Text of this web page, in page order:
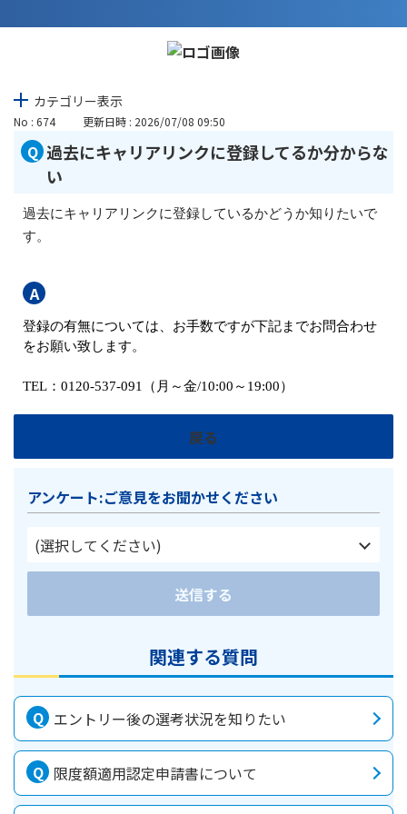
カテゴリー表示
No : 674 更新日時 : 2026/07/08 09:50
過去にキャリアリンクに登録してるか分からな
い
過去にキャリアリンクに登録しているかどうか知りたいで
す。
登録の有無については、お手数ですが下記までお問合わせ
をお願い致します。
TEL：0120-537-091（月～金/10:00～19:00）
戻る
アンケート:ご意見をお聞かせください
(選択してください)
送信する
関連する質問
エントリー後の選考状況を知りたい
限度額適用認定申請書について